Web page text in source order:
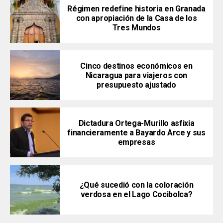
Régimen redefine historia en Granada
con apropiación de la Casa de los
Tres Mundos
Cinco destinos económicos en
Nicaragua para viajeros con
presupuesto ajustado
Dictadura Ortega-Murillo asfixia
financieramente a Bayardo Arce y sus
empresas
¿Qué sucedió con la coloración
verdosa en el Lago Cocibolca?